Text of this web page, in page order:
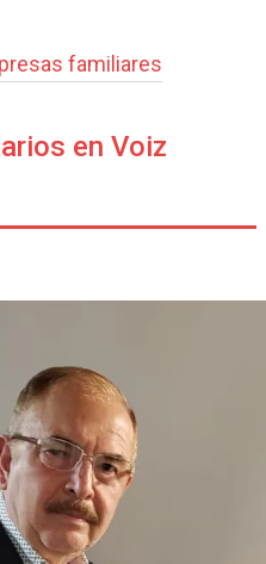
familiares
en Voiz